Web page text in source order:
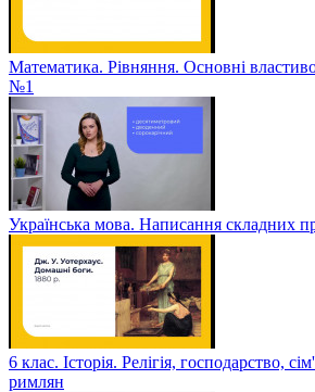
Математика. Рівняння. Основні
№1
Українська мова. Написання складних
6 клас. Історія. Релігія, господарство,
римлян